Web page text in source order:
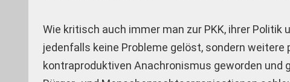
Wie kritisch auch immer man zur PKK, ihrer
jedenfalls keine Probleme gelöst, sondern
kontraproduktiven Anachronismus geworden